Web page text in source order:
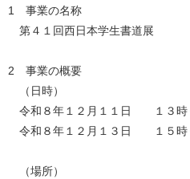
1 事業の名称
第４１回西日本学生書道展
2 事業の概要
（日時）
令和８年１２月１１日 １３時
令和８年１２月１３日 １５時
（場所）